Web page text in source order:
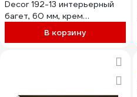
Decor 192-13 интерьерный
багет, 60 мм, крем
СПБ019704В корзину